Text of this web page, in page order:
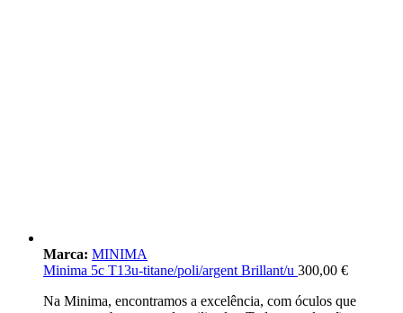
Marca: MINIMA
Minima 5c T13u-titane/poli/argent Brillant/u 300,00 €
Na Minima, encontramos a excelência, com óculos que